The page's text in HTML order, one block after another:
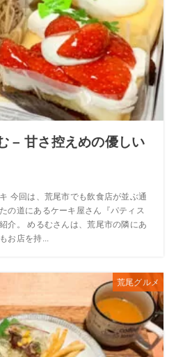
– 甘さ控えめの優しい
今回は、荒尾市でも飲食店が並ぶ通
の道にあるケーキ屋さん『パティス
介。 めるむさんは、荒尾市の隣にあ
お店を持...
荒尾グルメ